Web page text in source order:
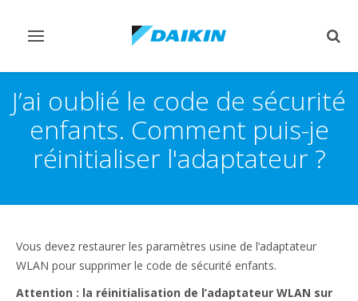
Afficher/masquer
J’ai oublié le code de sécurité
enfants. Comment puis-je
réinitialiser l'adaptateur ?
Vous devez restaurer les paramètres usine de l’adaptateur
WLAN pour supprimer le code de sécurité enfants.
Attention : la réinitialisation de l’adaptateur WLAN sur